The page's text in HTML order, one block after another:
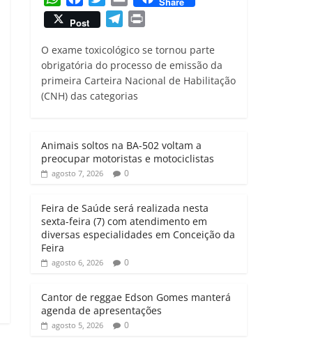
h
a
t
s
A
p
a
c
e
b
o
o
w
i
t
t
e
r
m
a
i
l
Post
l
e
g
r
i
n
t
O exame toxicológico se tornou parte
obrigatória do processo de emissão da
primeira Carteira Nacional de Habilitação
(CNH) das categorias
Animais soltos na BA-502 voltam a
preocupar motoristas e motociclistas
agosto 7, 2026 0
Feira de Saúde será realizada nesta
sexta-feira (7) com atendimento em
diversas especialidades em Conceição da
Feira
agosto 6, 2026 0
Cantor de reggae Edson Gomes manterá
agenda de apresentações
agosto 5, 2026 0